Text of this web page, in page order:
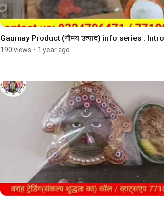
Gaumay Product (गौमय उत्पाद) info series : Intro
190 views • 1 year ago